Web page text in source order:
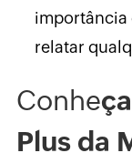
importância
relatar
Conhe
Plus da